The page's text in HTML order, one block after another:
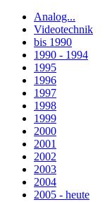
Analog...
Videotechnik
bis 1990
1990 - 1994
1995
1996
1997
1998
1999
2000
2001
2002
2003
2004
2005 - heute